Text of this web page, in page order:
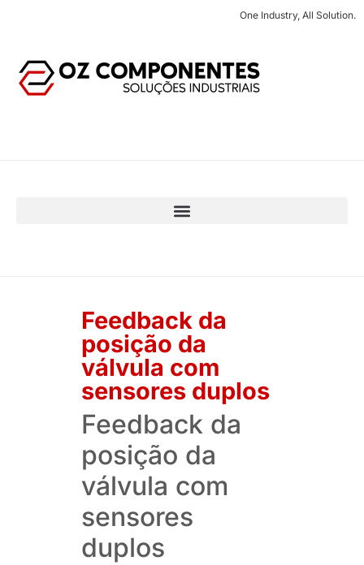
One Industry, All Solution.
Feedback da
posição da
válvula com
sensores duplos
Feedback da
posição da
válvula com
sensores
duplos